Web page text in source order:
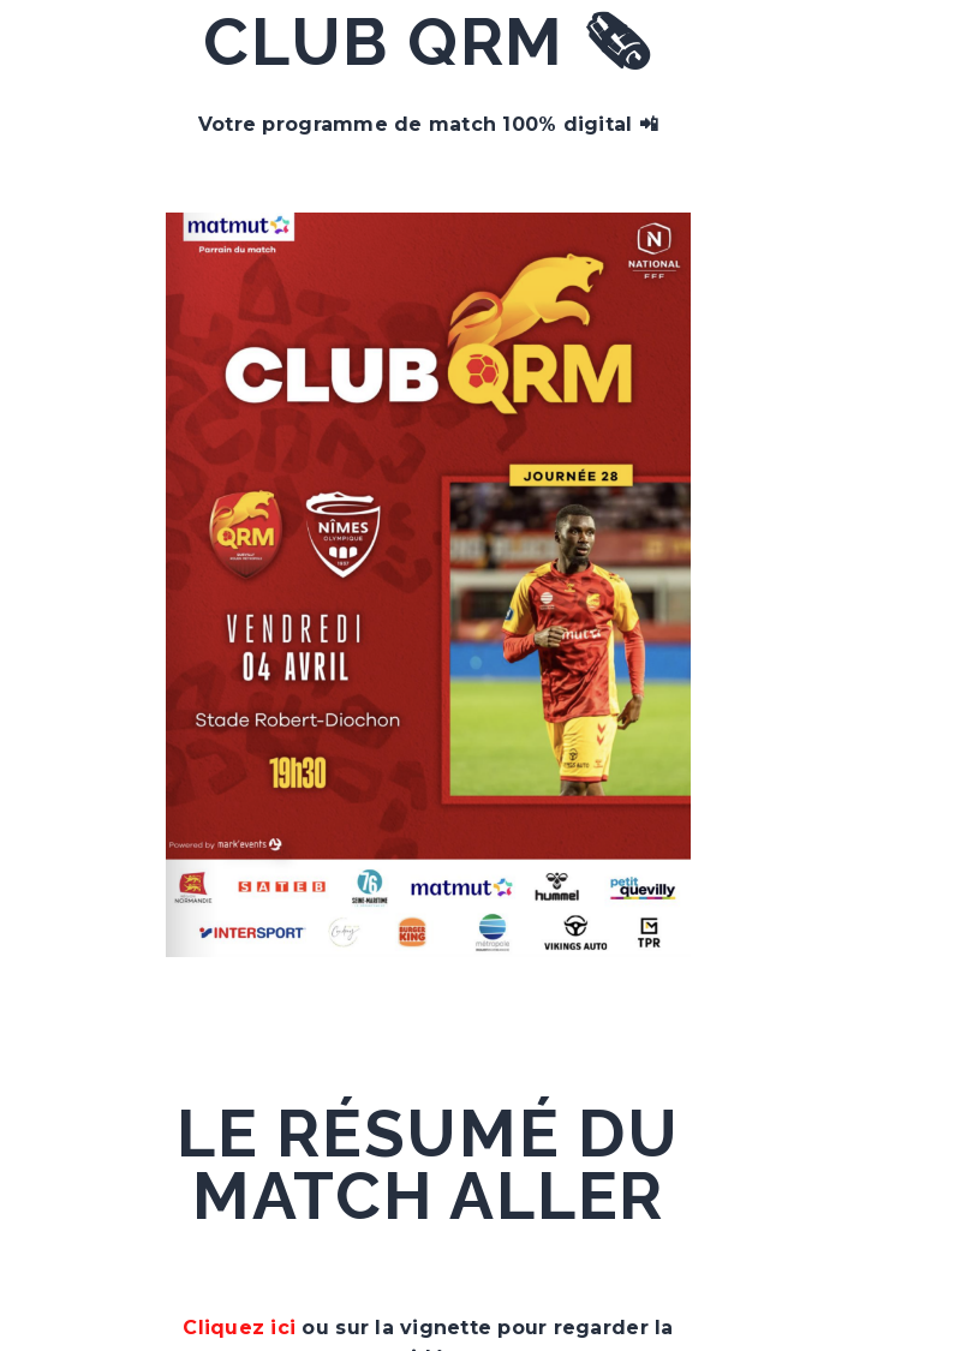
CLUB QRM 🗞️
Votre programme de match 100% digital 📲
LE RÉSUMÉ DU
MATCH ALLER
Cliquez ici ou sur la vignette pour regarder la